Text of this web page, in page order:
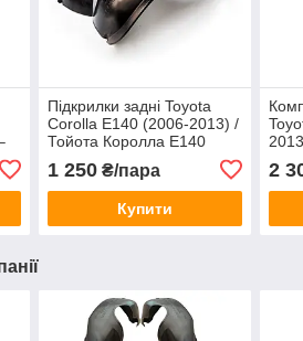
Підкрилки задні Toyota
Corolla E140 (2006-2013) /
Тойота Королла Е140
1 250₴/пара
Купити
2